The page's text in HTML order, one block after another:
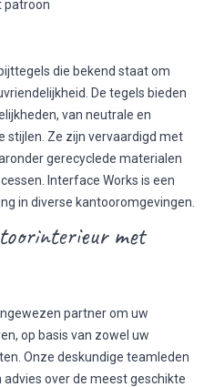
patroon
die bekend staat om
De tegels bieden
van neutrale en
stijlen. Ze zijn vervaardigd met
gerecyclede materialen
Interface Works is een
in diverse kantooromgevingen.
met
partner om uw
op basis van zowel uw
Onze deskundige teamleden
over de meest geschikte